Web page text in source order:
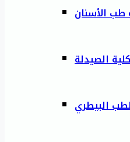
طب الأسنان
كلية الصيدلة
البيطري